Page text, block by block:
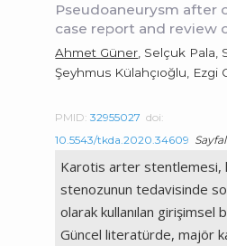
Pseudoaneurysm after
case report and review
Ahmet Güner , Selçuk Pala,
Şeyhmus Külahçıoğlu, Ezgi
PMID:32955027 doi:
10.5543/tkda.2020.34609
Karotis arter stentlemesi,
stenozunun tedavisinde
olarak kullanılan
Güncel literatürde, majör